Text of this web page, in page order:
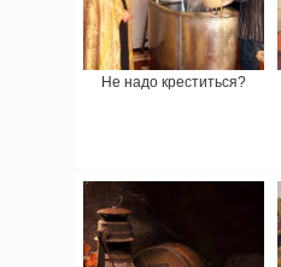
Не надо креститься?